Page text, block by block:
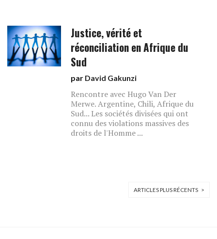
Justice, vérité et
réconciliation en Afrique du
Sud
par David Gakunzi
Rencontre avec Hugo Van Der
Merwe. Argentine, Chili, Afrique du
Sud... Les sociétés divisées qui ont
connu des violations massives des
droits de l'Homme ...
ARTICLES PLUS RÉCENTS >